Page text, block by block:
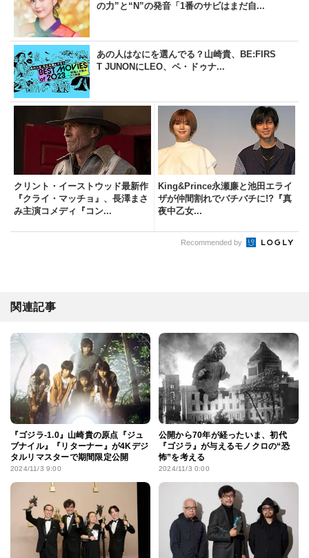
の力”と“N”の発音「1番のサビはまだ自...
あの人はなにを選んでる？山崎貴、BE:FIRS
T JUNONにLEO、ペ・ドゥナ...
クリント・イーストウッド最新作
『クライ・マッチョ』、長澤まさ
み主演コメディ『コン...
King&Prince永瀬廉と池田エライ
ザが仲間割れでバチバチに!?『真
夜中乙女...
Recommended by
関連記事
『ゴジラ-1.0』山崎貴の原点『ジュ
ブナイル』『リターナー』が4Kデジ
タルリマスターで期間限定公開
2024/11/3 9:00
公開から70年が経ったいま、初代
『ゴジラ』が与えるモノクロの“恐
怖”を考える
2024/11/3 0:00